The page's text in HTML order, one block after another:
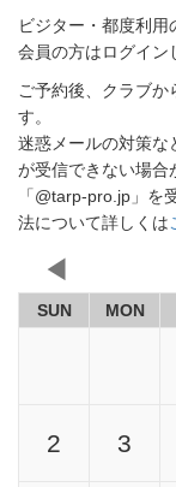
ビジター・都度利用
会員の方はログイン
ご予約後、クラブか
す。
迷惑メールの対策な
が受信できない場合
「@tarp-pro.jp」を
法について詳しくは
◀
SUN MON
2 3